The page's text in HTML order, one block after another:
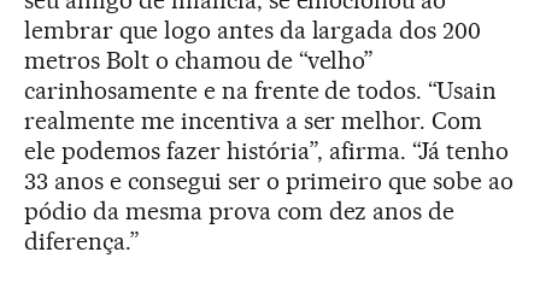
lembrar que logo antes da largada dos 200
metros Bolt o chamou de “velho”
carinhosamente e na frente de todos. “Usain
realmente me incentiva a ser melhor. Com
ele podemos fazer história”, afirma. “Já tenho
33 anos e consegui ser o primeiro que sobe ao
pódio da mesma prova com dez anos de
diferença.”